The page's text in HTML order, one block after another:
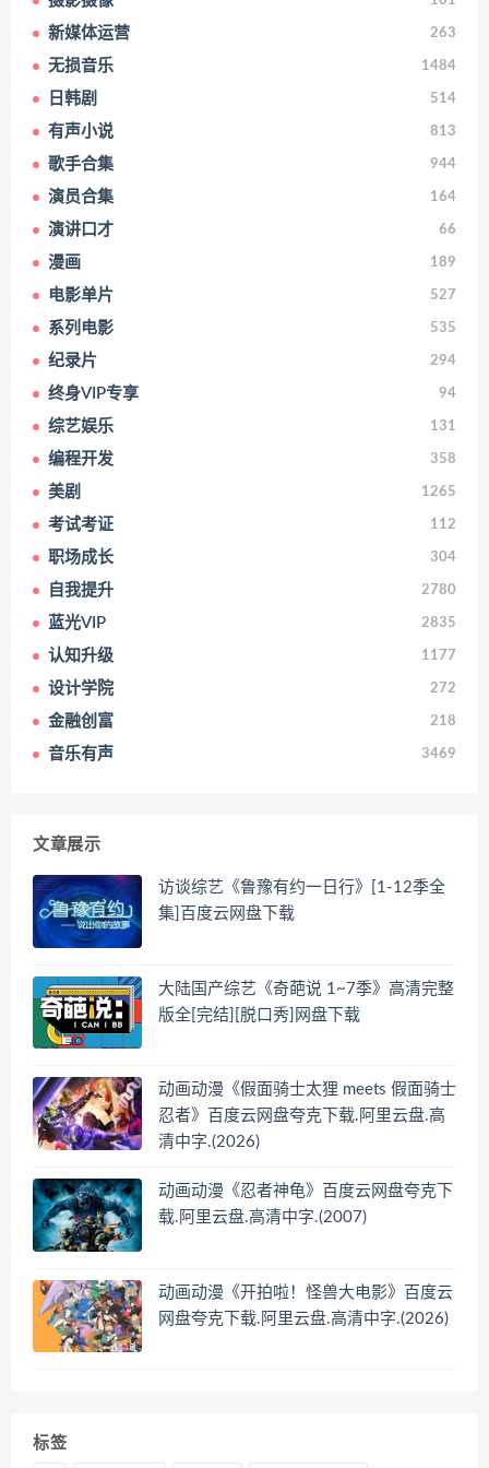
新媒体运营 263
无损音乐 1484
日韩剧 514
有声小说 813
歌手合集 944
演员合集 164
演讲口才 66
漫画 189
电影单片 527
系列电影 535
纪录片 294
终身VIP专享 94
综艺娱乐 131
编程开发 358
美剧 1265
考试考证 112
职场成长 304
自我提升 2780
蓝光VIP 2835
认知升级 1177
设计学院 272
金融创富 218
音乐有声 3469
文章展示
访谈综艺《鲁豫有约一日行》[1-12季全
集]百度云网盘下载
大陆国产综艺《奇葩说 1~7季》高清完整
版全[完结][脱口秀]网盘下载
动画动漫《假面骑士太狸 meets 假面骑士
忍者》百度云网盘夸克下载.阿里云盘.高
清中字.(2026)
动画动漫《忍者神龟》百度云网盘夸克下
载.阿里云盘.高清中字.(2007)
动画动漫《开拍啦！怪兽大电影》百度云
网盘夸克下载.阿里云盘.高清中字.(2026)
标签